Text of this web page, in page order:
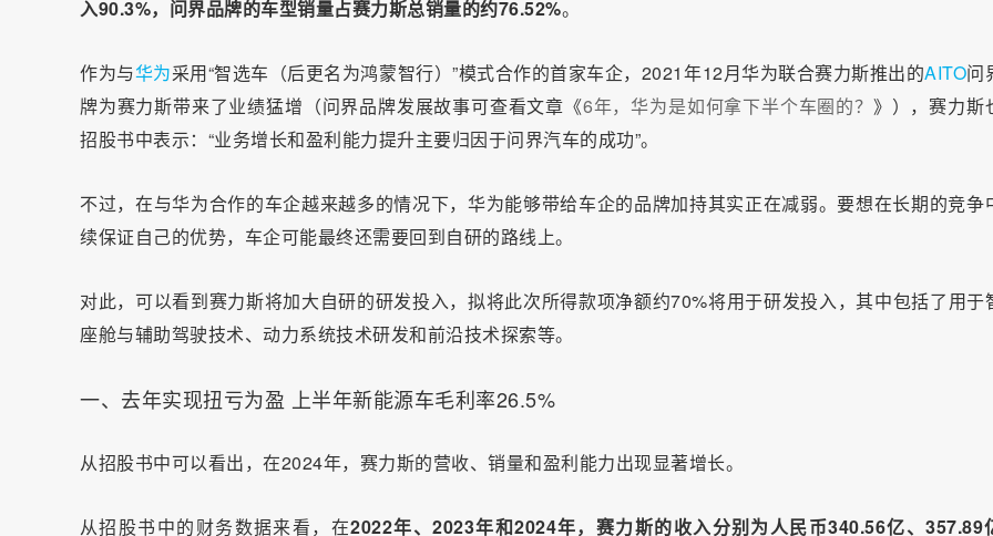
入90.3%，问界品牌的车型销量占赛力斯总销量的约76.52%。
作为与华为采用“智选车（后更名为鸿蒙智行）”模式合作的首家车企，2021年12月华为联合赛力斯推出的AITO问
牌为赛力斯带来了业绩猛增（问界品牌发展故事可查看文章《6年，华为是如何拿下半个车圈的？ 》），赛力斯
招股书中表示：“业务增长和盈利能力提升主要归因于问界汽车的成功”。
不过，在与华为合作的车企越来越多的情况下，华为能够带给车企的品牌加持其实正在减弱。要想在长期的竞争
续保证自己的优势，车企可能最终还需要回到自研的路线上。
对此，可以看到赛力斯将加大自研的研发投入，拟将此次所得款项净额约70%将用于研发投入，其中包括了用于
座舱与辅助驾驶技术、动力系统技术研发和前沿技术探索等。
一、去年实现扭亏为盈 上半年新能源车毛利率26.5%
从招股书中可以看出，在2024年，赛力斯的营收、销量和盈利能力出现显著增长。
从招股书中的财务数据来看，在2022年、2023年和2024年，赛力斯的收入分别为人民币340.56亿、357.89